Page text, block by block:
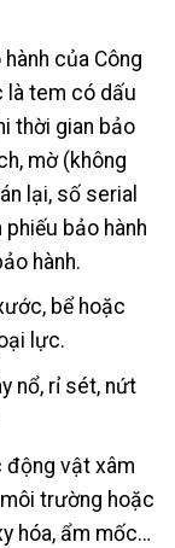
của Công
là tem có dấu
thời gian bảo
mờ (không
lại, số serial
bảo hành
hành.
bể hoặc
lực.
nổ, rỉ sét, nứt
động vật xâm
trường hoặc
hóa, ẩm mốc…